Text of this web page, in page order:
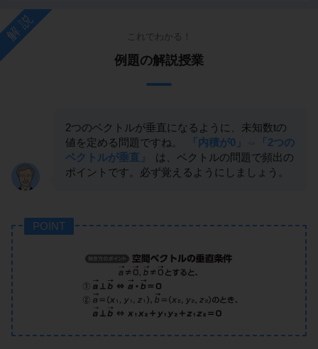
解説 これでわかる！
例題の解説授業
2つのベクトルが垂直になるように、未知数tの
値を定める問題ですね。
「内積が0」⇔「2つの
ベクトルが垂直」
は、ベクトルの問題で頻出の
ポイントです。必ず覚えるようにしましょう。
POINT